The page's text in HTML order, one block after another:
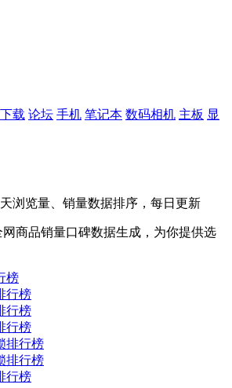
下载 论坛 手机 笔记本 数码相机 主板 显
浏览量、销量数据排序，每日更新
商品销量口碑数据生成，为你提供选
榜
行榜
行榜
行榜
排行榜
排行榜
行榜